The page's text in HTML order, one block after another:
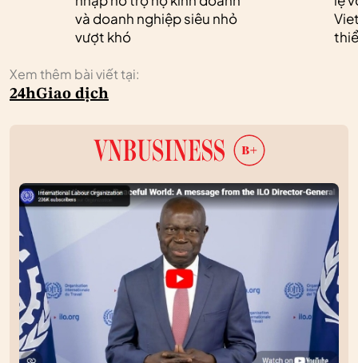
và doanh nghiệp siêu nhỏ
vượt khó
Xem thêm bài viết tại:
24hGiao dịch